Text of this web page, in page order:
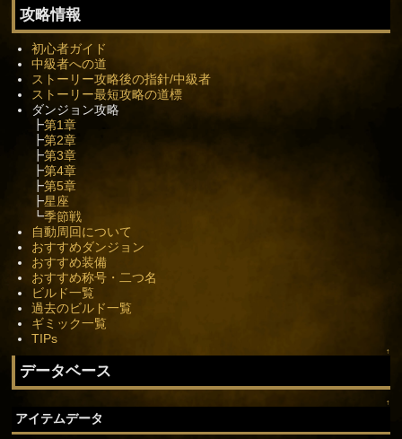
攻略情報
初心者ガイド
中級者への道
ストーリー攻略後の指針/中級者
ストーリー最短攻略の道標
ダンジョン攻略
┣第1章
┣第2章
┣第3章
┣第4章
┣第5章
┣星座
┗季節戦
自動周回について
おすすめダンジョン
おすすめ装備
おすすめ称号・二つ名
ビルド一覧
過去のビルド一覧
ギミック一覧
TIPs
↑
データベース
↑
アイテムデータ